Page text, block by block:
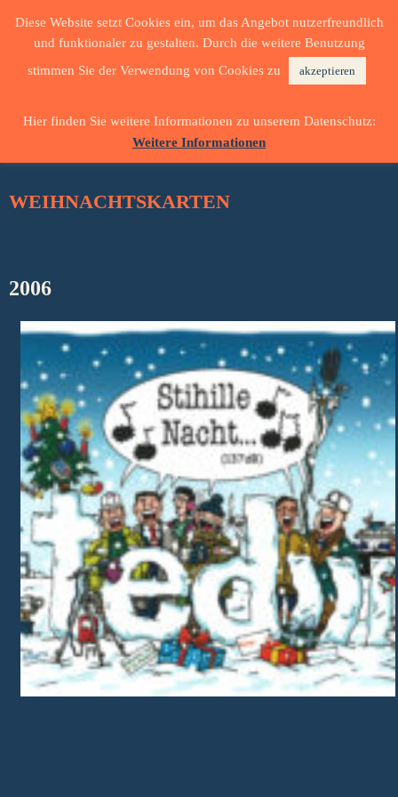
WEIHNACHTSKARTEN
2006
Diese Website setzt Cookies ein, um das Angebot nutzerfreundlich
und funktionaler zu gestalten. Durch die weitere Benutzung
stimmen Sie der Verwendung von Cookies zu
akzeptieren
Hier finden Sie weitere Informationen zu unserem Datenschutz:
Weitere Informationen